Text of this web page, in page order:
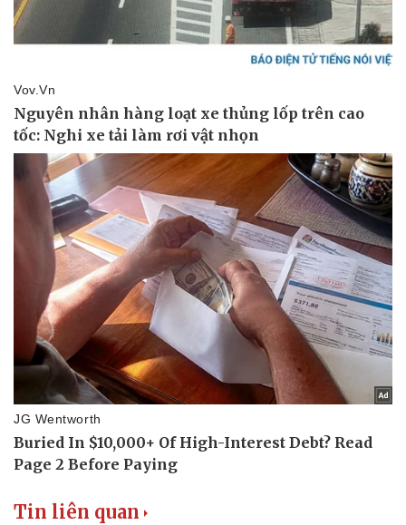
Thể thao
Thế giới thể thao
eSports
Hậu trường
Ô tô - Xe máy
Tin liên quan